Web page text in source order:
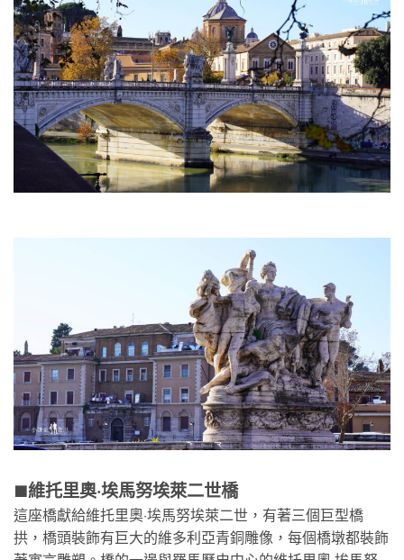
🟫維托里奧·埃馬努埃萊二世橋
這座橋獻給維托里奧·埃馬努埃萊二世，有著三個巨型橋
拱，橋頭裝飾有巨大的維多利亞青銅雕像，每個橋墩都裝飾